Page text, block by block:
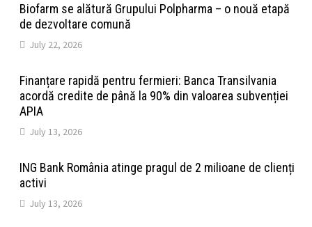
Biofarm se alătură Grupului Polpharma – o nouă etapă
de dezvoltare comună
July 22, 2026
Finanțare rapidă pentru fermieri: Banca Transilvania
acordă credite de până la 90% din valoarea subvenției
APIA
July 13, 2026
ING Bank România atinge pragul de 2 milioane de clienți
activi
July 13, 2026